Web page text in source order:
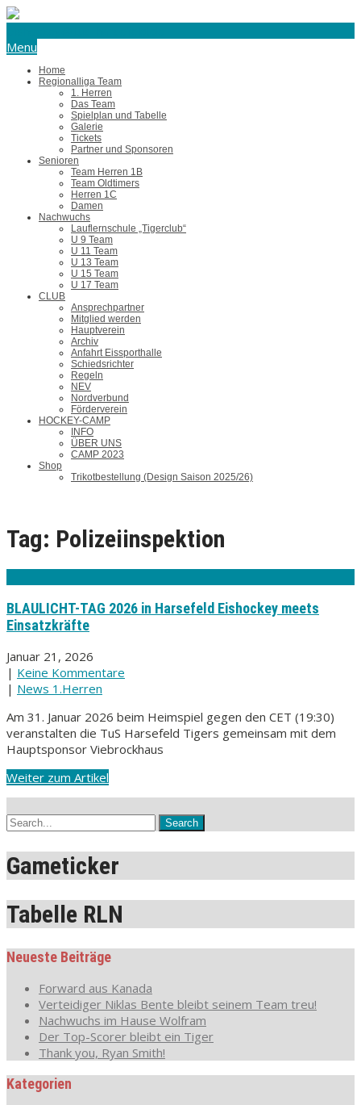
Menu
Home
Regionalliga Team
1. Herren
Das Team
Spielplan und Tabelle
Galerie
Tickets
Partner und Sponsoren
Senioren
Team Herren 1B
Team Oldtimers
Herren 1C
Damen
Nachwuchs
Lauflernschule „Tigerclub“
U 9 Team
U 11 Team
U 13 Team
U 15 Team
U 17 Team
CLUB
Ansprechpartner
Mitglied werden
Hauptverein
Archiv
Anfahrt Eissporthalle
Schiedsrichter
Regeln
NEV
Nordverbund
Förderverein
HOCKEY-CAMP
INFO
ÜBER UNS
CAMP 2023
Shop
Trikotbestellung (Design Saison 2025/26)
Tag: Polizeiinspektion
BLAULICHT-TAG 2026 in Harsefeld Eishockey meets
Einsatzkräfte
Januar 21, 2026
| Keine Kommentare
| News 1.Herren
Am 31. Januar 2026 beim Heimspiel gegen den CET (19:30)
veranstalten die TuS Harsefeld Tigers gemeinsam mit dem
Hauptsponsor Viebrockhaus
Weiter zum Artikel
Gameticker
Tabelle RLN
Neueste Beiträge
Forward aus Kanada
Verteidiger Niklas Bente bleibt seinem Team treu!
Nachwuchs im Hause Wolfram
Der Top-Scorer bleibt ein Tiger
Thank you, Ryan Smith!
Kategorien